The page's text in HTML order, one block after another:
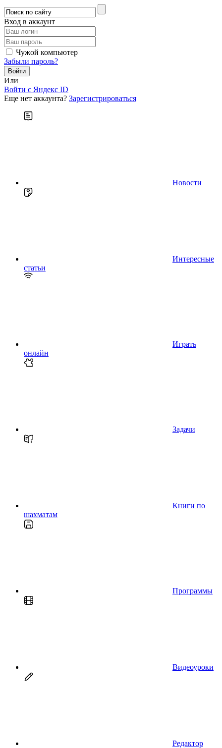
Вход в аккаунт
Чужой компьютер
Забыли пароль?
Или
Войти c Яндекс ID
Еще нет аккаунта? Зарегистрироваться
Новости
Интересные
статьи
Играть
онлайн
Задачи
Книги по
шахматам
Программы
Видеоуроки
Редактор